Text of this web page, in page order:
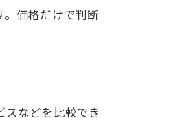
価格だけで判断
などを比較でき